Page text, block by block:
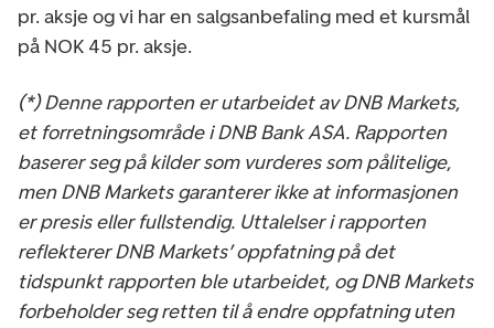
pr. aksje og vi har en salgsanbefaling med et kursmål
på NOK 45 pr. aksje.
(*) Denne rapporten er utarbeidet av DNB Markets,
et forretningsområde i DNB Bank ASA. Rapporten
baserer seg på kilder som vurderes som pålitelige,
men DNB Markets garanterer ikke at informasjonen
er presis eller fullstendig. Uttalelser i rapporten
reflekterer DNB Markets’ oppfatning på det
tidspunkt rapporten ble utarbeidet, og DNB Markets
forbeholder seg retten til å endre oppfatning uten